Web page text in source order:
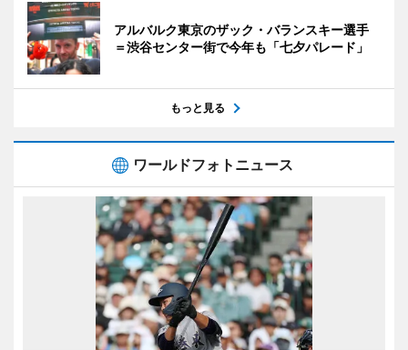
アルバルク東京のザック・バランスキー選手
＝渋谷センター街で今年も「七夕パレード」
もっと見る
ワールドフォトニュース